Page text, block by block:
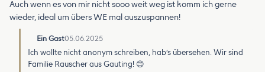
Auch wenn es von mir nicht sooo weit weg ist komm ich gerne
wieder, ideal um übers WE mal auszuspannen!
Ein Gast05.06.2025
Ich wollte nicht anonym schreiben, hab’s übersehen. Wir sind
Familie Rauscher aus Gauting! 😊